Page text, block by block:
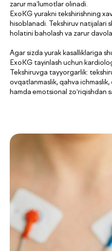
zarur ma’lumotlar olinadi.
ExoKG yurakni tekshirishning
hisoblanadi. Tekshiruv natijalari
holatini baholash va zarur
Agar sizda yurak kasalliklariga
ExoKG tayinlash uchun
Tekshiruvga tayyorgarlik:
ovqatlanmaslik, qahva
hamda emotsional zo‘riqishdan